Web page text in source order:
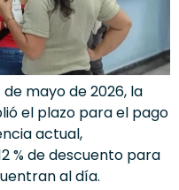
mayo de 2026, la
el plazo para el pago
actual,
% de descuento para
al día.